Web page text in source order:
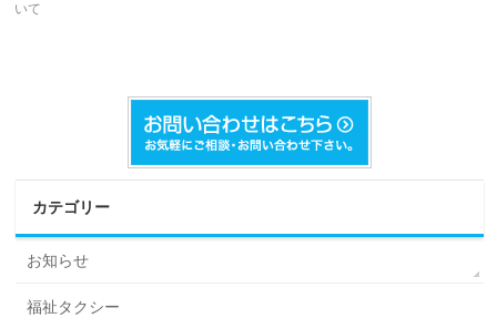
いて
カテゴリー
お知らせ
福祉タクシー